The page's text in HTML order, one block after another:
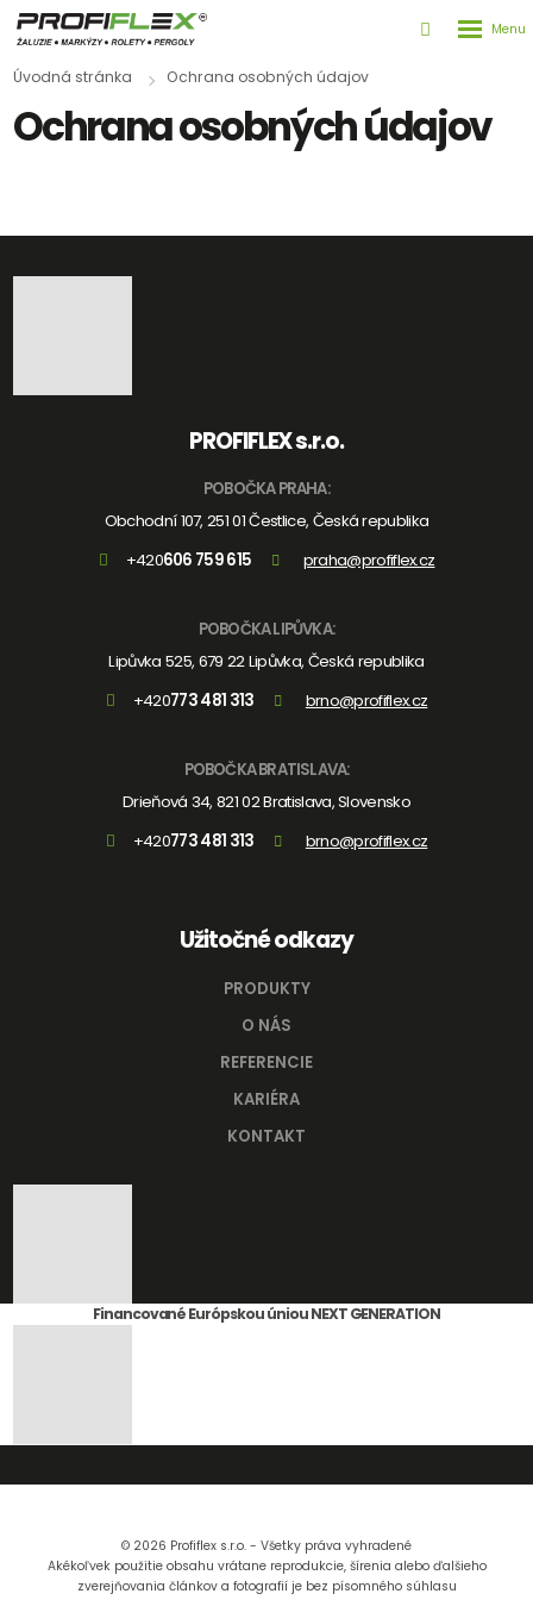
Úvodná stránka Ochrana osobných údajov
Ochrana osobných údajov
PROFIFLEX s.r.o.
POBOČKA PRAHA:
Obchodní 107, 251 01 Čestlice, Česká republika
+420606 759 615 praha@profiflex.cz
POBOČKA LIPŮVKA:
Lipůvka 525, 679 22 Lipůvka, Česká republika
+420773 481 313 brno@profiflex.cz
POBOČKA BRATISLAVA:
Drieňová 34, 821 02 Bratislava, Slovensko
+420773 481 313 brno@profiflex.cz
Užitočné odkazy
PRODUKTY
O NÁS
REFERENCIE
KARIÉRA
KONTAKT
Financované Európskou úniou NEXT GENERATION
© 2026 Profiflex s.r.o. - Všetky práva vyhradené
Akékoľvek použitie obsahu vrátane reprodukcie, šírenia alebo ďalšieho
zverejňovania článkov a fotografií je bez písomného súhlasu